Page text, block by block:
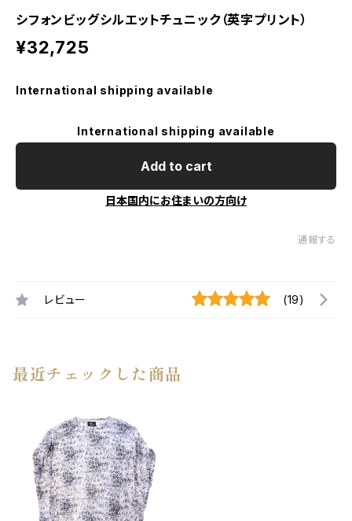
シフォンビッグシルエットチュニック（英字プリント）
¥32,725
International shipping available
International shipping available
Add to cart
日本国内にお住まいの方向け
通報する
レビュー (19)
最近チェックした商品